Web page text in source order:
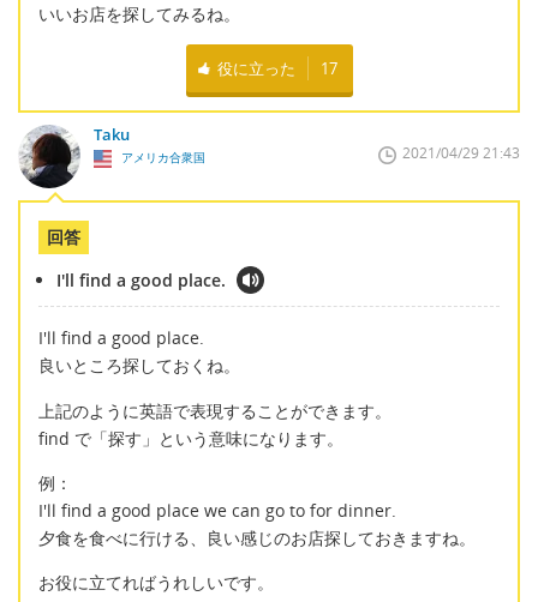
いいお店を探してみるね。
役に立った 17
Taku
アメリカ合衆国 2021/04/29 21:43
回答
I'll find a good place.
I'll find a good place.
良いところ探しておくね。
上記のように英語で表現することができます。
find で「探す」という意味になります。
例：
I'll find a good place we can go to for dinner.
夕食を食べに行ける、良い感じのお店探しておきますね。
お役に立てればうれしいです。